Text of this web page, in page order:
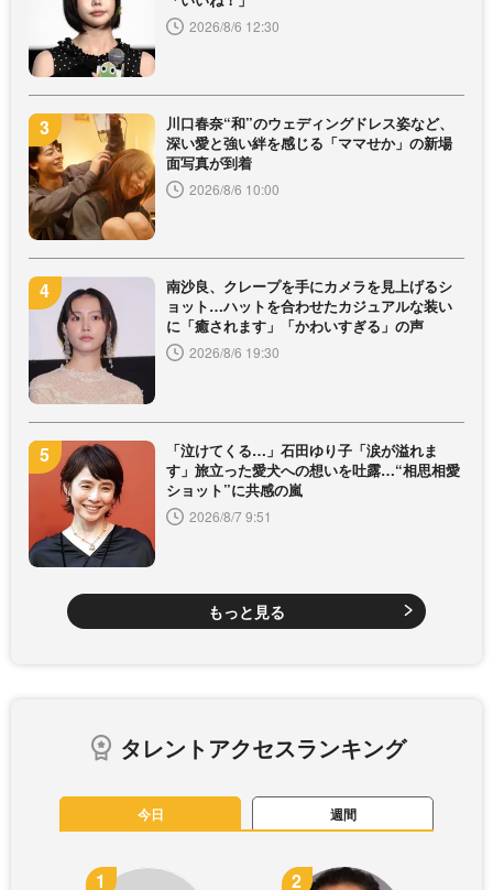
2026/8/6 12:30
川口春奈“和”のウェディングドレス姿など、
深い愛と強い絆を感じる「ママせか」の新場
面写真が到着
2026/8/6 10:00
南沙良、クレープを手にカメラを見上げるシ
ョット…ハットを合わせたカジュアルな装い
に「癒されます」「かわいすぎる」の声
2026/8/6 19:30
「泣けてくる…」石田ゆり子「涙が溢れま
す」旅立った愛犬への想いを吐露…“相思相愛
ショット”に共感の嵐
2026/8/7 9:51
もっと見る
タレントアクセスランキング
今日 週間